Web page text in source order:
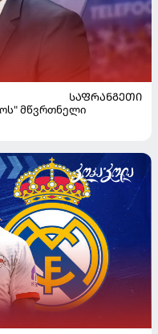
ᲡᲐᲤᲠᲐᲜᲒᲔᲗᲘ
მწვრთნელი